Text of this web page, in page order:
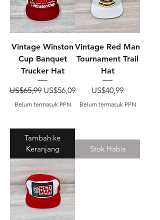
Vintage Winston
Cup Banquet
Trucker Hat
Harga Reguler
US$65,99 Harga Promosi
US$56,09
Belum termasuk PPN
Tambah ke
Keranjang
Vintage Red Man
Tournament Trail
Hat
Harga
US$40,99
Belum termasuk PPN
Stok Habis